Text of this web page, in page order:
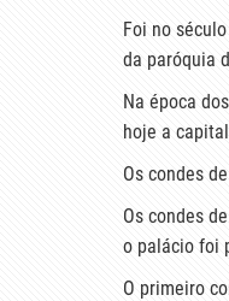
Foi no
da paróquia
Na época
hoje a
Os condes
Os condes
o palácio foi
O primeiro